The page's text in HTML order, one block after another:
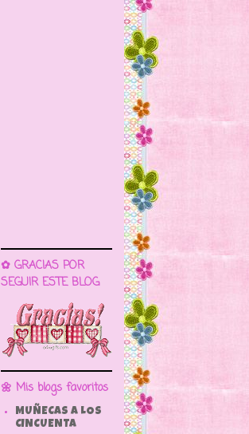
✿ GRACIAS POR
SEGUIR ESTE BLOG
🌼 Mis blogs favoritos
MUÑECAS A LOS
CINCUENTA